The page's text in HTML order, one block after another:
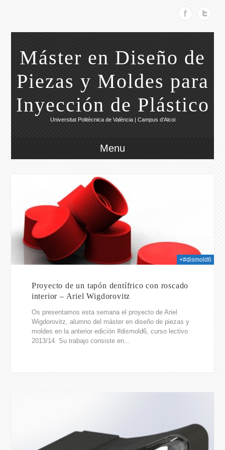
Máster en Diseño de
Piezas y Moldes para
Inyección de Plástico
Universitat Politècnica de València | Campus d'Alcoi
Menu
+#dismold6
Proyecto de un tapón dentífrico con roscado
interior – Ariel Wigdorovitz
Os presentamos esta semana el proyecto de Ariel
Wigdorovitz, alumno del máster en diseño de piezas y
moldes en la anterior edición #dismold6, curso lectivo
2013/14. Su trabajo consiste en...